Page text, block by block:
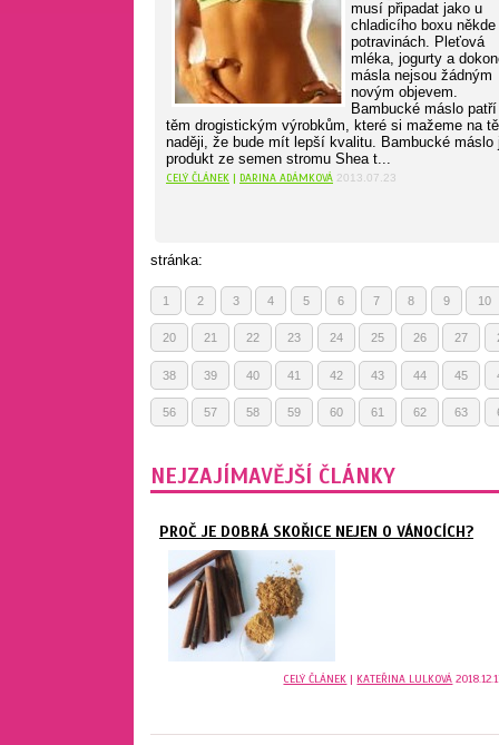
musí připadat jako u
chladicího boxu někde
potravinách. Pleťová
mléka, jogurty a
másla nejsou žádným
novým objevem.
Bambucké máslo
těm drogistickým výrobkům, které si mažeme na
naději, že bude mít lepší kvalitu. Bambucké máslo
produkt ze semen stromu Shea t...
CELÝ ČLÁNEK | DARINA ADÁMKOVÁ 2013.07.23
stránka:
1 2 3 4 5 6 7 8 9 10
20 21 22 23 24 25 26 27
38 39 40 41 42 43 44 45
56 57 58 59 60 61 62 63
NEJZAJÍMAVĚJŠÍ ČLÁNKY
PROČ JE DOBRÁ SKOŘICE NEJEN O VÁNOCÍCH?
CELÝ ČLÁNEK | KATEŘINA LULKOVÁ